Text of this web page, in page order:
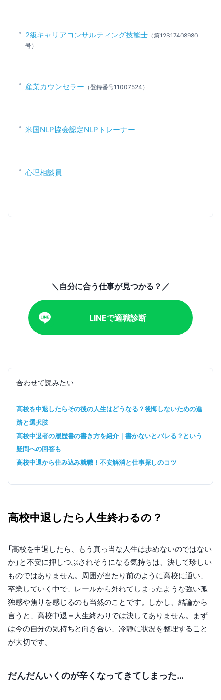
2級キャリアコンサルティング技能士 （第12S17408980
号）
産業カウンセラー （登録番号11007524）
米国NLP協会認定NLPトレーナー
心理相談員
＼自分に合う仕事が見つかる？／
LINEで適職診断
合わせて読みたい
高校を中退したらその後の人生はどうなる？後悔しないための進
路と選択肢
高校中退者の履歴書の書き方を紹介｜書かないとバレる？という
疑問への回答も
高校中退から住み込み就職！不安解消と仕事探しのコツ
高校中退したら人生終わるの？
「高校を中退したら、もう真っ当な人生は歩めないのではない
か」と不安に押しつぶされそうになる気持ちは、決して珍しい
ものではありません。周囲が当たり前のように高校に通い、
卒業していく中で、レールから外れてしまったような強い孤
独感や焦りを感じるのも当然のことです。しかし、結論から
言うと、高校中退＝人生終わりでは決してありません。まず
は今の自分の気持ちと向き合い、冷静に状況を整理すること
が大切です。
だんだんいくのが辛くなってきてしまった…